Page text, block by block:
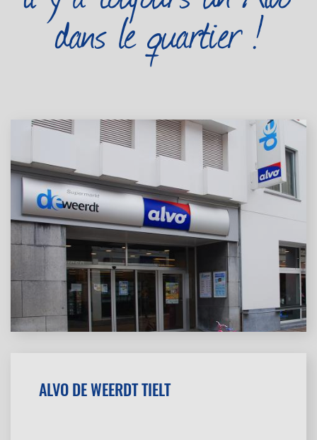
dans le quartier !
ALVO DE WEERDT TIELT